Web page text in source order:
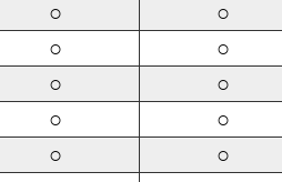
○ ○
○ ○
○ ○
○ ○
○
○